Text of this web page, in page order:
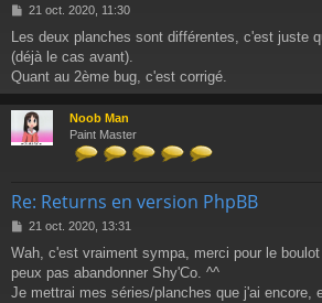
M
s
s
a
g
e
21 oct. 2020, 11:30
Les deux planches sont différentes, c'est juste
(déjà le cas avant).
Quant au 2ème bug, c'est corrigé.
Noob Man
Paint Master
Re: Returns en version PhpBB
M
s
s
a
21 oct. 2020, 13:31
Wah, c'est vraiment sympa, merci pour le
peux pas abandonner Shy'Co. ^^
Je mettrai mes séries/planches que j'ai encore,